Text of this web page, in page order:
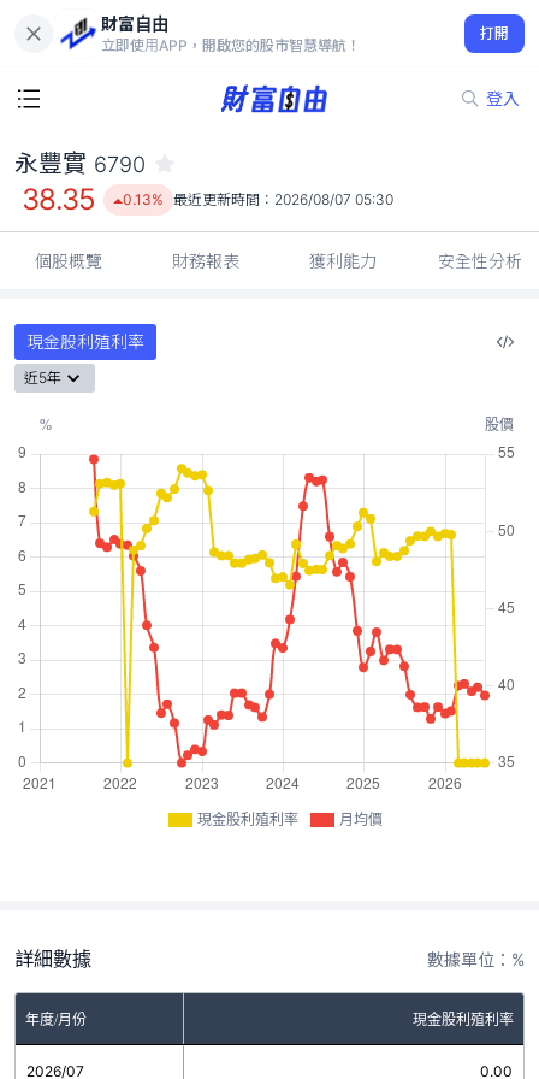
財富自由
立即使用APP，開啟您的股市智慧導航！
打開
登入
38.35
0.13%
永豐實 6790
38.35 0.13% 最近更新時間： 2026/08/07 05:30
個股概覽 財務報表 獲利能力 安全性分析
現金股利殖利率
近5年
現金股利殖利率 月均價
詳細數據 數據單位：%
年度/月份 現金股利殖利率
2026/07 0.00